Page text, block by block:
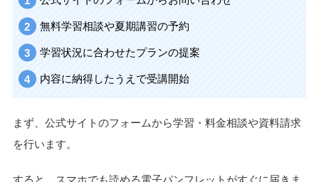
夏期講習の受講の流れ
個別教室のトライの夏期講習の受講の流れは、以下の通りで
す。
公式サイトのフォームからお問い合わせ
無料学習相談や夏期講習の予約